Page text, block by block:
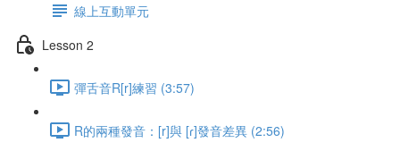
線上互動單元
Lesson 2
彈舌音R[r]練習 (3:57)
R的兩種發音：[r]與 [ɾ]發音差異 (2:56)